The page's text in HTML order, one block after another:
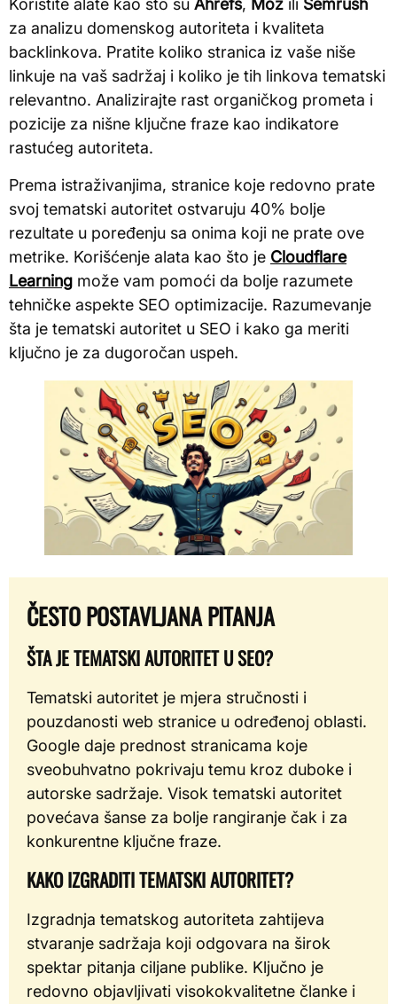
Koristite alate kao što su Ahrefs, Moz ili Semrush
za analizu domenskog autoriteta i kvaliteta
backlinkova. Pratite koliko stranica iz vaše niše
linkuje na vaš sadržaj i koliko je tih linkova tematski
relevantno. Analizirajte rast organičkog prometa i
pozicije za nišne ključne fraze kao indikatore
rastućeg autoriteta.
Prema istraživanjima, stranice koje redovno prate
svoj tematski autoritet ostvaruju 40% bolje
rezultate u poređenju sa onima koji ne prate ove
metrike. Korišćenje alata kao što je Cloudflare
Learning može vam pomoći da bolje razumete
tehničke aspekte SEO optimizacije. Razumevanje
šta je tematski autoritet u SEO i kako ga meriti
ključno je za dugoročan uspeh.
ČESTO POSTAVLJANA PITANJA
ŠTA JE TEMATSKI AUTORITET U SEO?
Tematski autoritet je mjera stručnosti i
pouzdanosti web stranice u određenoj oblasti.
Google daje prednost stranicama koje
sveobuhvatno pokrivaju temu kroz duboke i
autorske sadržaje. Visok tematski autoritet
povećava šanse za bolje rangiranje čak i za
konkurentne ključne fraze.
KAKO IZGRADITI TEMATSKI AUTORITET?
Izgradnja tematskog autoriteta zahtijeva
stvaranje sadržaja koji odgovara na širok
spektar pitanja ciljane publike. Ključno je
redovno objavljivati visokokvalitetne članke i